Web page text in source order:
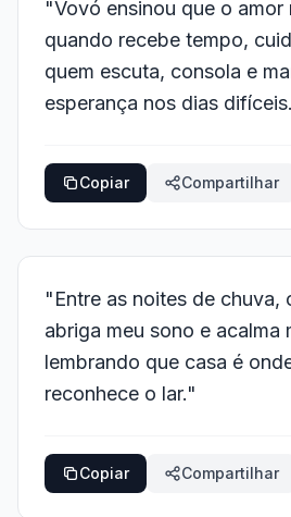
"Vovó ensinou que o amor
quando recebe tempo,
quem escuta, consola e
esperança nos dias
Copiar Compartilhar
"Entre as noites de chuva,
abriga meu sono e acalma
lembrando que casa é
reconhece o lar."
Copiar Compartilhar